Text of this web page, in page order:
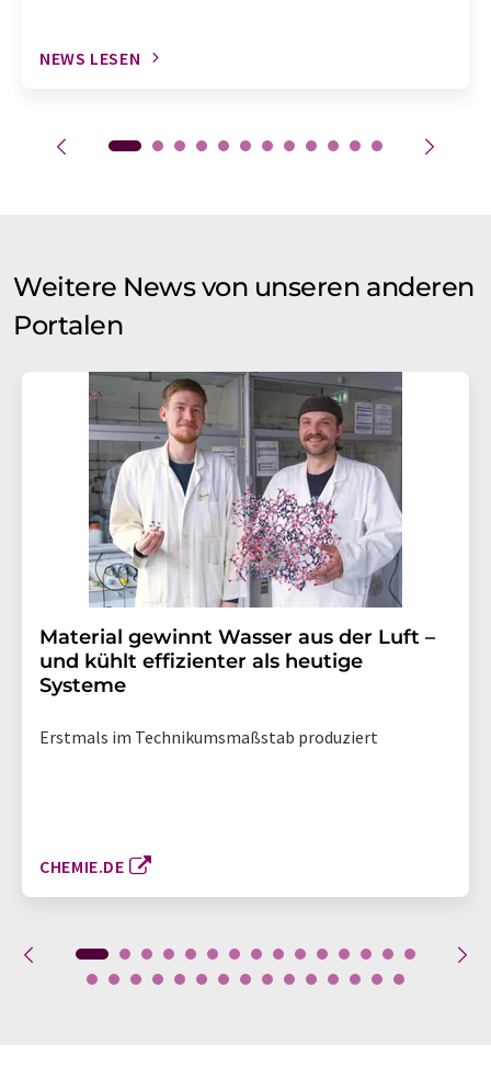
NEWS LESEN
Weitere News von unseren anderen
Portalen
Material gewinnt Wasser aus der Luft –
und kühlt effizienter als heutige
Systeme
Erstmals im Technikumsmaßstab produziert
CHEMIE.DE